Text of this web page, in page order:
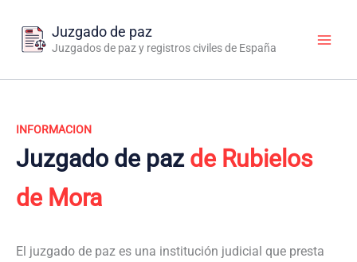
contenido
Juzgado de paz
Juzgados de paz y registros civiles de España
INFORMACION
Juzgado de paz de Rubielos
de Mora
El juzgado de paz es una institución judicial que presta